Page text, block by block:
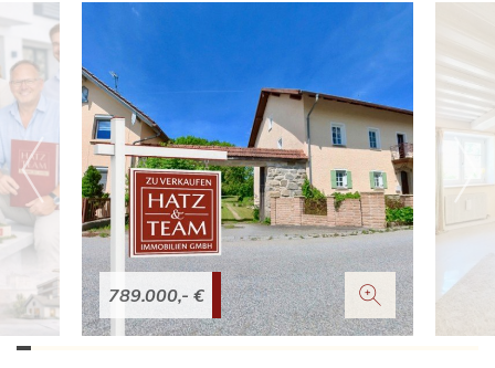
789.000,- €